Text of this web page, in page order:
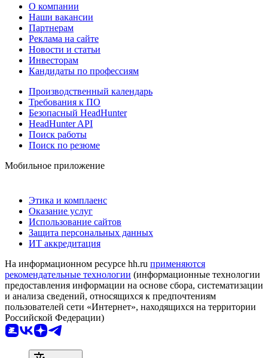
О компании
Наши вакансии
Партнерам
Реклама на сайте
Новости и статьи
Инвесторам
Кандидаты по профессиям
Производственный календарь
Требования к ПО
Безопасный HeadHunter
HeadHunter API
Поиск работы
Поиск по резюме
Мобильное приложение
Этика и комплаенс
Оказание услуг
Использование сайтов
Защита персональных данных
ИТ аккредитация
На информационном ресурсе hh.ru применяются
рекомендательные технологии (информационные технологии
предоставления информации на основе сбора, систематизации
и анализа сведений, относящихся к предпочтениям
пользователей сети «Интернет», находящихся на территории
Российской Федерации)